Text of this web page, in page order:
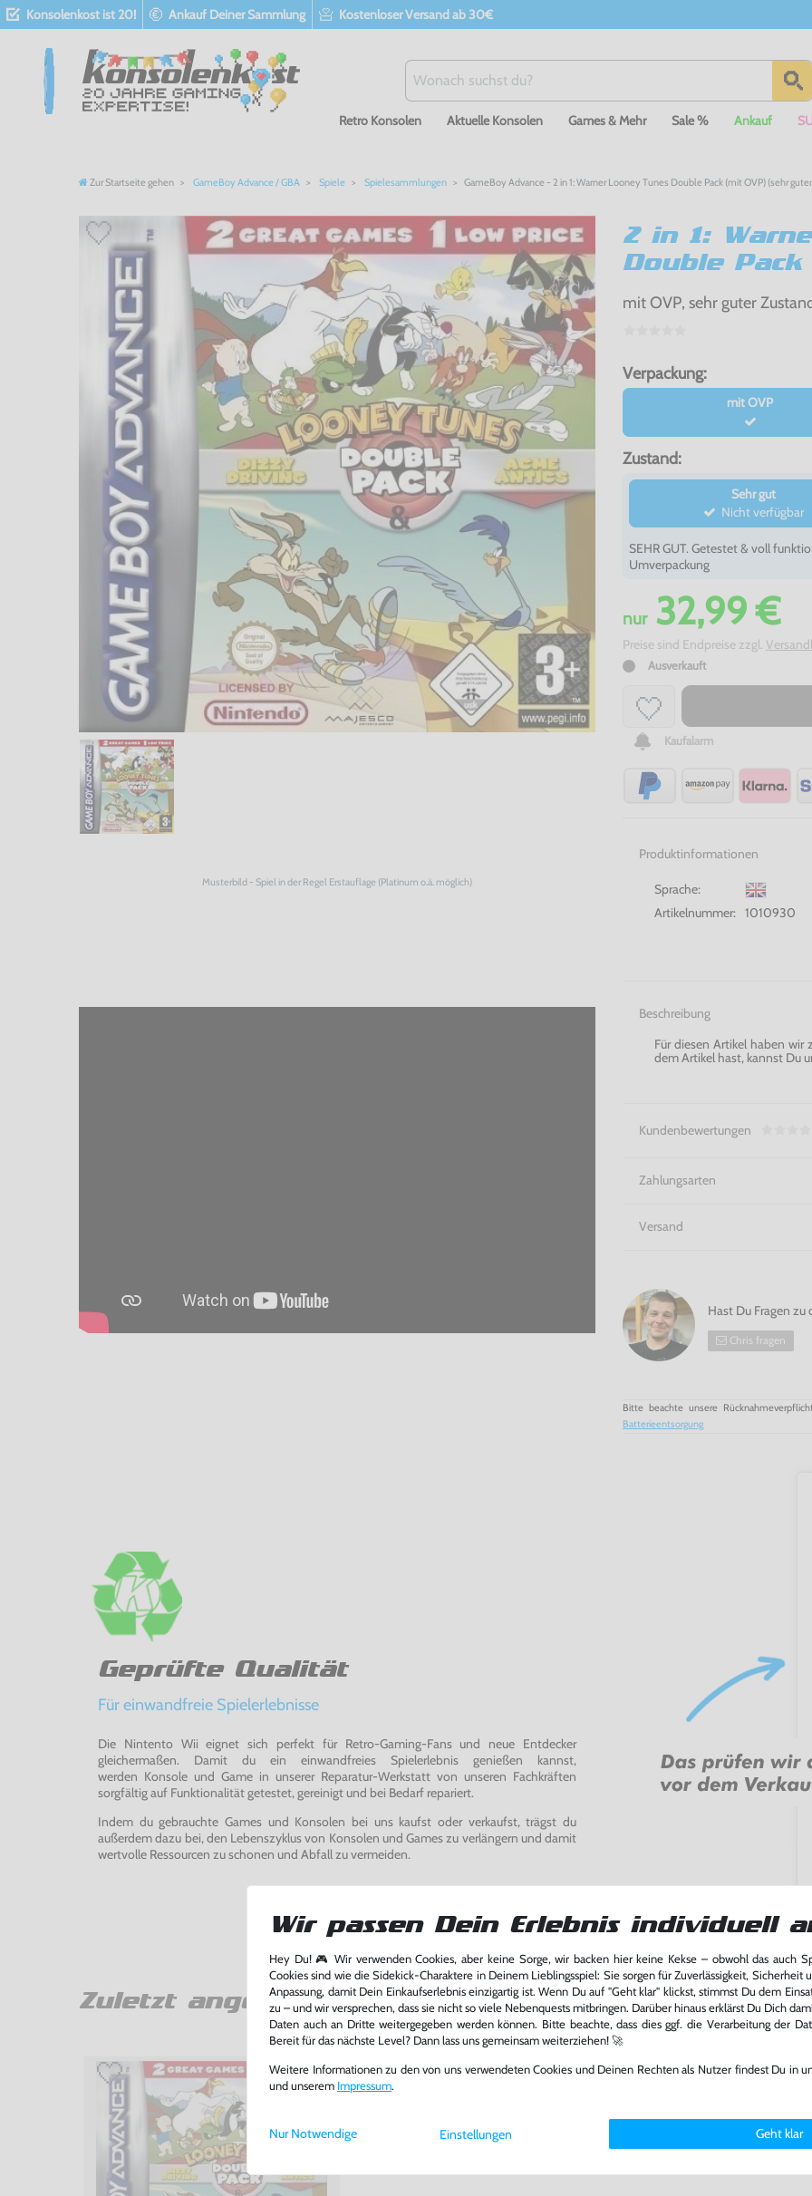
Konsolenkost ist 20! Ankauf Deiner Sammlung Kostenloser Versand ab 30€
Retro Konsolen Aktuelle Konsolen Games & Mehr Sale % Ankauf
Zur Startseite gehen GameBoy Advance / GBA Spiele Spielesammlungen GameBoy Advance - 2 in 1: Warner Looney Tunes Double Pack (mit OVP) (sehr
Musterbild - Spiel in der Regel Erstauflage (Platinum o.ä. möglich)
2 in 1:
Double Pack
mit OVP, sehr guter
Verpackung:
mit OVP
Zustand:
Sehr gut
Nicht verfügbar
SEHR GUT. Getestet & voll
Umverpackung
nur32,99 €
Preise sind Endpreise zzgl.
Ausverkauft
Kaufalarm
Produktinformationen
Sprache:
Artikelnummer:
1010930
Beschreibung
Für diesen Artikel haben wir
dem Artikel hast, kannst Du
Kundenbewertungen
Zahlungsarten
Versand
Hast Du Fragen zu
Chris fragen
Bitte beachte unsere
Batterieentsorgung
Geprüfte Qualität
Für einwandfreie Spielerlebnisse
Die Nintento Wii eignet sich perfekt für Retro-Gaming-Fans und neue Entdecker
gleichermaßen. Damit du ein einwandfreies Spielerlebnis genießen kannst,
werden Konsole und Game in unserer Reparatur-Werkstatt von unseren Fachkräften
sorgfältig auf Funktionalität getestet, gereinigt und bei Bedarf repariert.
Indem du gebrauchte Games und Konsolen bei uns kaufst oder verkaufst, trägst du
außerdem dazu bei, den Lebenszyklus von Konsolen und Games zu verlängern und damit
wertvolle Ressourcen zu schonen und Abfall zu vermeiden.
Zuletzt angesehen
Wir passen Dein Erlebnis individuell
Hey Du! 🎮 Wir verwenden Cookies, aber keine Sorge, wir backen hier keine Kekse – obwohl das auch
Cookies sind wie die Sidekick-Charaktere in Deinem Lieblingsspiel: Sie sorgen für Zuverlässigkeit, Sicherheit
Anpassung, damit Dein Einkaufserlebnis einzigartig ist. Wenn Du auf "Geht klar" klickst, stimmst Du dem
zu – und wir versprechen, dass sie nicht so viele Nebenquests mitbringen. Darüber hinaus erklärst Du Dich
Daten auch an Dritte weitergegeben werden können. Bitte beachte, dass dies ggf. die Verarbeitung der
Bereit für das nächste Level? Dann lass uns gemeinsam weiterziehen! 🚀
Weitere Informationen zu den von uns verwendeten Cookies und Deinen Rechten als Nutzer findest Du in
und unserem Impressum.
Einstellungen Geht klar
Nur Notwendige